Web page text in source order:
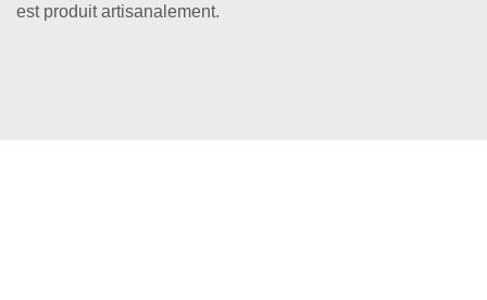
est produit artisanalement.